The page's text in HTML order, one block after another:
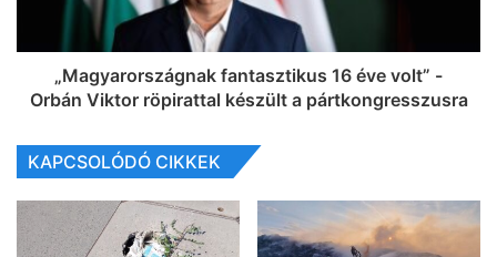
„Magyarországnak fantasztikus 16 éve volt” -
Orbán Viktor röpirattal készült a pártkongresszusra
KAPCSOLÓDÓ CIKKEK